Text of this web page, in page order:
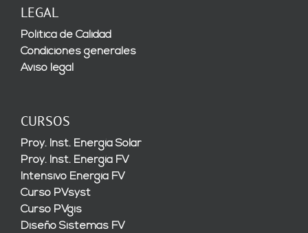
LEGAL
Política de Calidad
Condiciones generales
Aviso legal
CURSOS
Proy. Inst. Energía Solar
Proy. Inst. Energía FV
Intensivo Energía FV
Curso PVsyst
Curso PVgis
Diseño Sistemas FV